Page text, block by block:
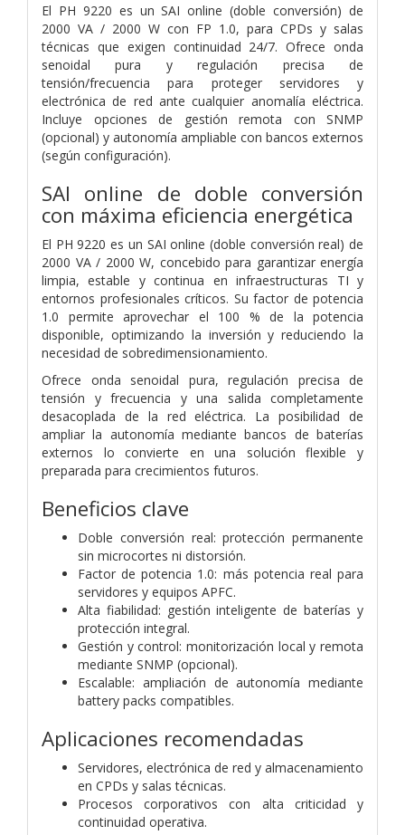
El PH 9220 es un SAI online (doble conversión) de
2000 VA / 2000 W con FP 1.0, para CPDs y salas
técnicas que exigen continuidad 24/7. Ofrece onda
senoidal pura y regulación precisa de
tensión/frecuencia para proteger servidores y
electrónica de red ante cualquier anomalía eléctrica.
Incluye opciones de gestión remota con SNMP
(opcional) y autonomía ampliable con bancos externos
(según configuración).
SAI online de doble conversión
con máxima eficiencia energética
El PH 9220 es un SAI online (doble conversión real) de
2000 VA / 2000 W, concebido para garantizar energía
limpia, estable y continua en infraestructuras TI y
entornos profesionales críticos. Su factor de potencia
1.0 permite aprovechar el 100 % de la potencia
disponible, optimizando la inversión y reduciendo la
necesidad de sobredimensionamiento.
Ofrece onda senoidal pura, regulación precisa de
tensión y frecuencia y una salida completamente
desacoplada de la red eléctrica. La posibilidad de
ampliar la autonomía mediante bancos de baterías
externos lo convierte en una solución flexible y
preparada para crecimientos futuros.
Beneficios clave
Doble conversión real: protección permanente
sin microcortes ni distorsión.
Factor de potencia 1.0: más potencia real para
servidores y equipos APFC.
Alta fiabilidad: gestión inteligente de baterías y
protección integral.
Gestión y control: monitorización local y remota
mediante SNMP (opcional).
Escalable: ampliación de autonomía mediante
battery packs compatibles.
Aplicaciones recomendadas
Servidores, electrónica de red y almacenamiento
en CPDs y salas técnicas.
Procesos corporativos con alta criticidad y
continuidad operativa.